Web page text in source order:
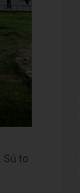
to